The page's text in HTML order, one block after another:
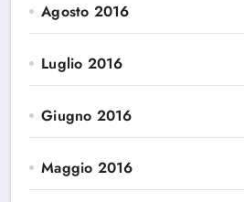
Agosto 2016
Luglio 2016
Giugno 2016
Maggio 2016